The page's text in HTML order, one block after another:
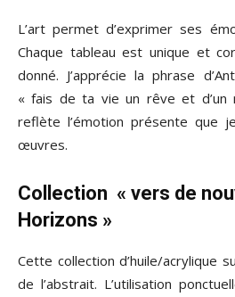
L’art permet d’exprimer ses
Chaque tableau est unique et
donné. J’apprécie la phrase
« fais de ta vie un rêve et d’un
reflète l’émotion présente que
œuvres.
Collection « vers de
Horizons »
Cette collection d’huile/acrylique
de l’abstrait. L’utilisation